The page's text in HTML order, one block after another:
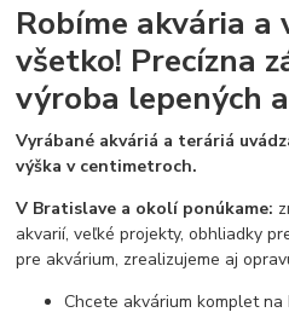
Robíme akvária a
všetko! Precízna
výroba lepených
Vyrábané akváriá a teráriá
výška v centimetroch.
V Bratislave a okolí ponúkame:
akvarií, veľké projekty, obhliadky
pre akvárium, zrealizujeme aj
Chcete akvárium komplet